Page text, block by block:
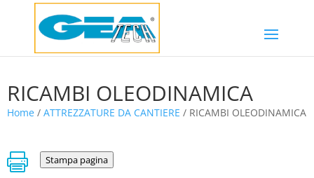
RICAMBI OLEODINAMICA
Home / ATTREZZATURE DA CANTIERE / RICAMBI OLEODINAMICA
 Stampa pagina